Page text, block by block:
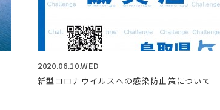
2020.06.10.WED
新型コロナウイルスへの感染防止策について